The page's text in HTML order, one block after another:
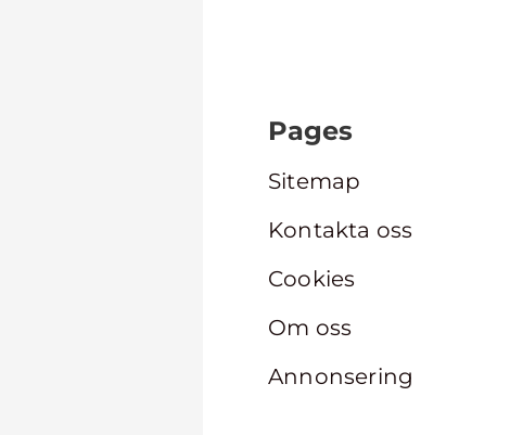
Pages
Sitemap
Kontakta oss
Cookies
Om oss
Annonsering